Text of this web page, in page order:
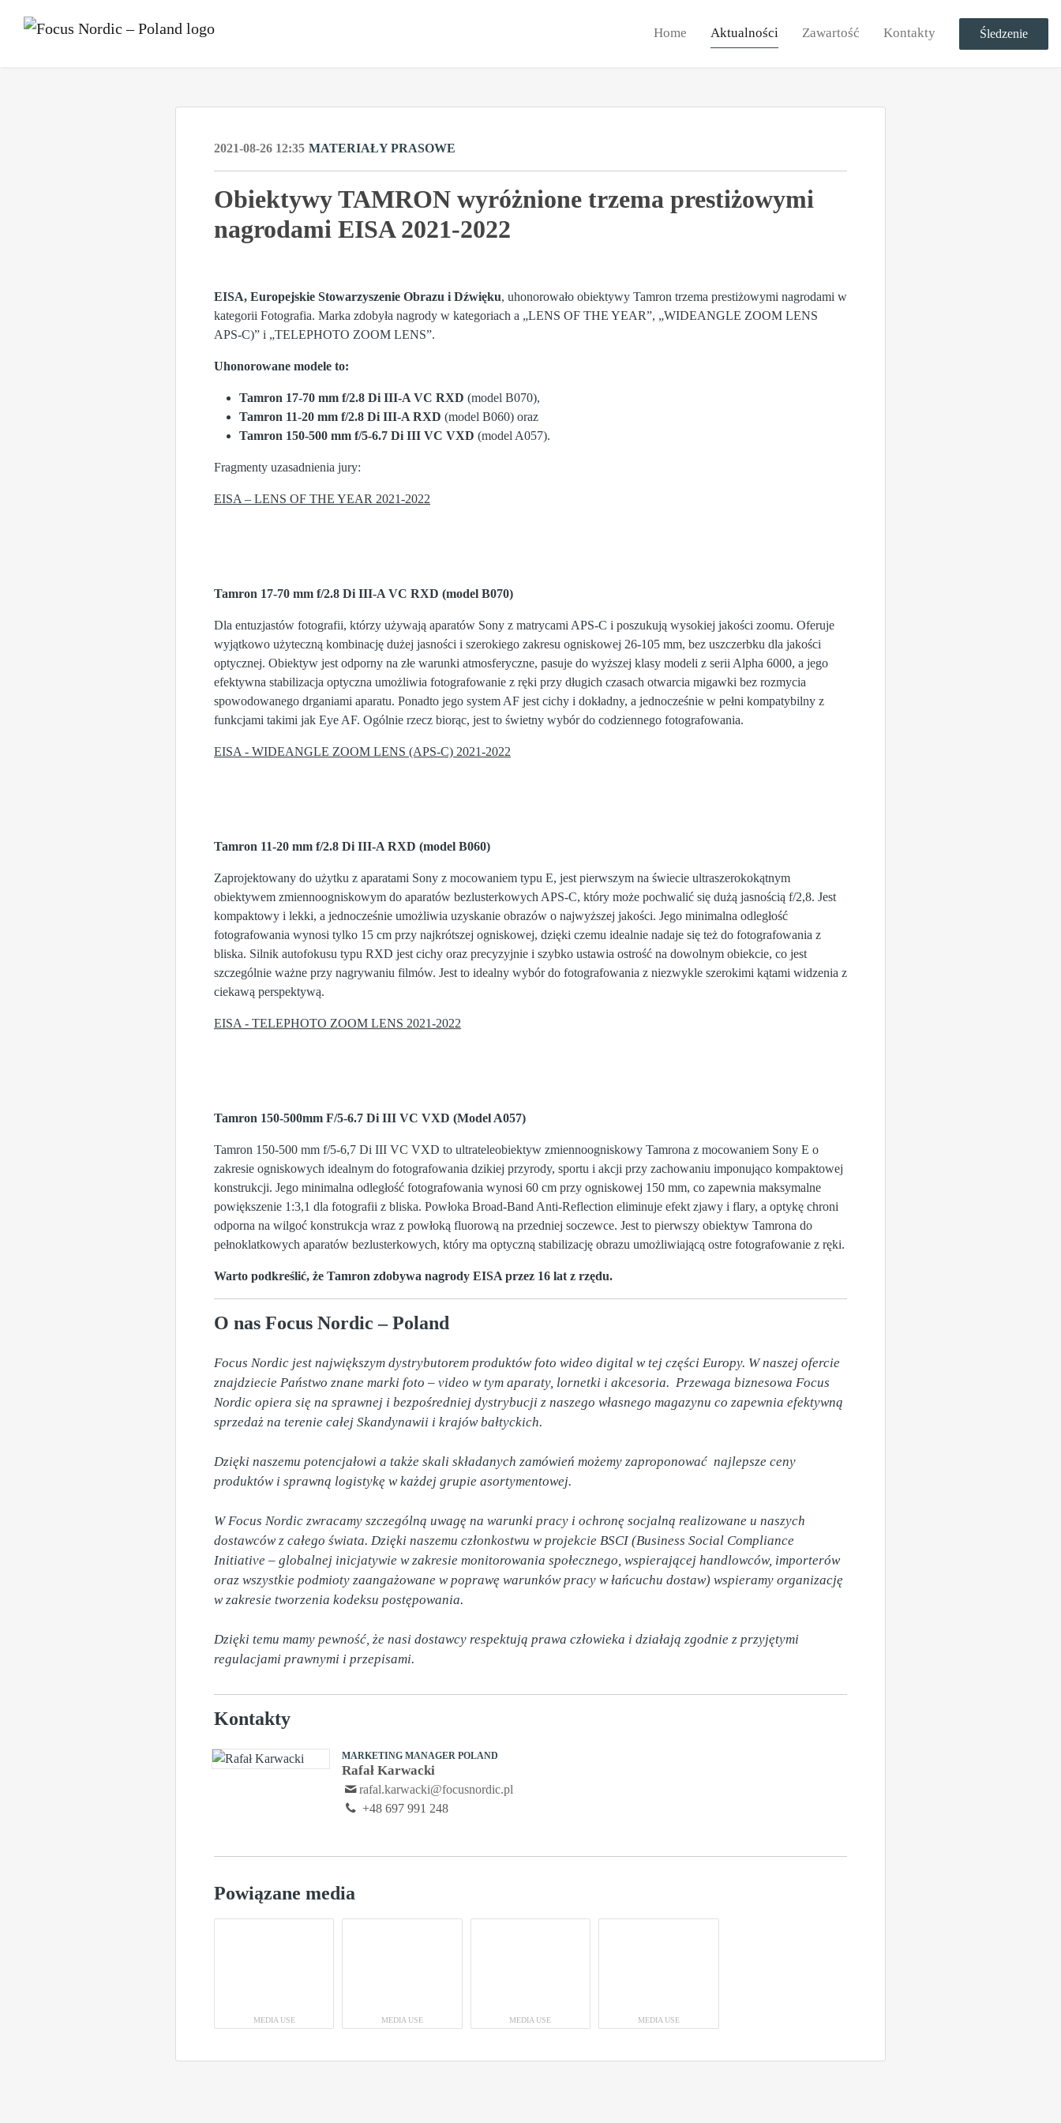
Home Aktualności Zawartość Kontakty Śledzenie
2021-08-26 12:35 MATERIAŁY PRASOWE
Obiektywy TAMRON wyróżnione trzema prestiżowymi
nagrodami EISA 2021-2022
EISA, Europejskie Stowarzyszenie Obrazu i Dźwięku, uhonorowało obiektywy Tamron trzema prestiżowymi nagrodami w
kategorii Fotografia. Marka zdobyła nagrody w kategoriach a „LENS OF THE YEAR”, „WIDEANGLE ZOOM LENS
APS-C)” i „TELEPHOTO ZOOM LENS”.
Uhonorowane modele to:
Tamron 17-70 mm f/2.8 Di III-A VC RXD (model B070),
Tamron 11-20 mm f/2.8 Di III-A RXD (model B060) oraz
Tamron 150-500 mm f/5-6.7 Di III VC VXD (model A057).
Fragmenty uzasadnienia jury:
EISA – LENS OF THE YEAR 2021-2022
Tamron 17-70 mm f/2.8 Di III-A VC RXD (model B070)
Dla entuzjastów fotografii, którzy używają aparatów Sony z matrycami APS-C i poszukują wysokiej jakości zoomu. Oferuje
wyjątkowo użyteczną kombinację dużej jasności i szerokiego zakresu ogniskowej 26-105 mm, bez uszczerbku dla jakości
optycznej. Obiektyw jest odporny na złe warunki atmosferyczne, pasuje do wyższej klasy modeli z serii Alpha 6000, a jego
efektywna stabilizacja optyczna umożliwia fotografowanie z ręki przy długich czasach otwarcia migawki bez rozmycia
spowodowanego drganiami aparatu. Ponadto jego system AF jest cichy i dokładny, a jednocześnie w pełni kompatybilny z
funkcjami takimi jak Eye AF. Ogólnie rzecz biorąc, jest to świetny wybór do codziennego fotografowania.
EISA - WIDEANGLE ZOOM LENS (APS-C) 2021-2022
Tamron 11-20 mm f/2.8 Di III-A RXD (model B060)
Zaprojektowany do użytku z aparatami Sony z mocowaniem typu E, jest pierwszym na świecie ultraszerokokątnym
obiektywem zmiennoogniskowym do aparatów bezlusterkowych APS-C, który może pochwalić się dużą jasnością f/2,8. Jest
kompaktowy i lekki, a jednocześnie umożliwia uzyskanie obrazów o najwyższej jakości. Jego minimalna odległość
fotografowania wynosi tylko 15 cm przy najkrótszej ogniskowej, dzięki czemu idealnie nadaje się też do fotografowania z
bliska. Silnik autofokusu typu RXD jest cichy oraz precyzyjnie i szybko ustawia ostrość na dowolnym obiekcie, co jest
szczególnie ważne przy nagrywaniu filmów. Jest to idealny wybór do fotografowania z niezwykle szerokimi kątami widzenia z
ciekawą perspektywą.
EISA - TELEPHOTO ZOOM LENS 2021-2022
Tamron 150-500mm F/5-6.7 Di III VC VXD (Model A057)
Tamron 150-500 mm f/5-6,7 Di III VC VXD to ultrateleobiektyw zmiennoogniskowy Tamrona z mocowaniem Sony E o
zakresie ogniskowych idealnym do fotografowania dzikiej przyrody, sportu i akcji przy zachowaniu imponująco kompaktowej
konstrukcji. Jego minimalna odległość fotografowania wynosi 60 cm przy ogniskowej 150 mm, co zapewnia maksymalne
powiększenie 1:3,1 dla fotografii z bliska. Powłoka Broad-Band Anti-Reflection eliminuje efekt zjawy i flary, a optykę chroni
odporna na wilgoć konstrukcja wraz z powłoką fluorową na przedniej soczewce. Jest to pierwszy obiektyw Tamrona do
pełnoklatkowych aparatów bezlusterkowych, który ma optyczną stabilizację obrazu umożliwiającą ostre fotografowanie z ręki.
Warto podkreślić, że Tamron zdobywa nagrody EISA przez 16 lat z rzędu.
O nas Focus Nordic – Poland
Focus Nordic jest największym dystrybutorem produktów foto wideo digital w tej części Europy. W naszej ofercie
znajdziecie Państwo znane marki foto – video w tym aparaty, lornetki i akcesoria.  Przewaga biznesowa Focus
Nordic opiera się na sprawnej i bezpośredniej dystrybucji z naszego własnego magazynu co zapewnia efektywną
sprzedaż na terenie całej Skandynawii i krajów bałtyckich.
Dzięki naszemu potencjałowi a także skali składanych zamówień możemy zaproponować  najlepsze ceny
produktów i sprawną logistykę w każdej grupie asortymentowej.
W Focus Nordic zwracamy szczególną uwagę na warunki pracy i ochronę socjalną realizowane u naszych
dostawców z całego świata. Dzięki naszemu członkostwu w projekcie BSCI (Business Social Compliance
Initiative – globalnej inicjatywie w zakresie monitorowania społecznego, wspierającej handlowców, importerów
oraz wszystkie podmioty zaangażowane w poprawę warunków pracy w łańcuchu dostaw) wspieramy organizację
w zakresie tworzenia kodeksu postępowania.
Dzięki temu mamy pewność, że nasi dostawcy respektują prawa człowieka i działają zgodnie z przyjętymi
regulacjami prawnymi i przepisami.
Kontakty
MARKETING MANAGER POLAND
Rafał Karwacki
rafal.karwacki@focusnordic.pl
+48 697 991 248
Powiązane media
MEDIA USE MEDIA USE MEDIA USE MEDIA USE